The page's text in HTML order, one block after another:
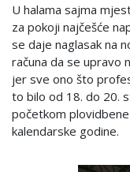
U halama sajma
za pokoji najčešće
se daje naglasak na
računa da se upravo
jer sve ono što
to bilo od 18. do 20.
početkom
kalendarske godine.